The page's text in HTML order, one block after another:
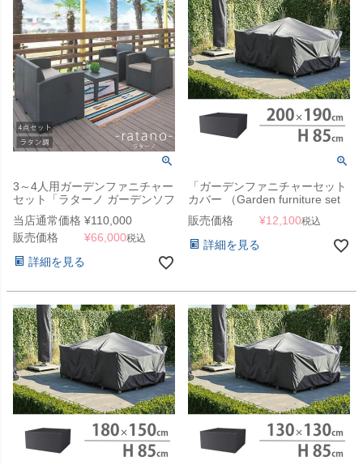
3～4人用ガーデンファニチャー
セット「ラターノ ガーデンソフ
ァ＆テーブル 4点セット」
当店通常価格 ¥110,000
販売価格
¥66,000税込
詳細を見る
「ガーデンファニチャーセット
カバー （Garden furniture set
cover） エアロカバー
（AeroCover） #7915
200x190x85cm（NS）」【沖
縄・離島は送料要見積り】
販売価格 ¥12,100税込
詳細を見る